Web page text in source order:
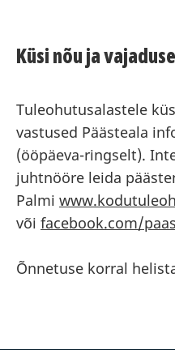
Küsi nõu ja
Tuleohutusalastele
vastused Päästeala
(ööpäeva-ringselt).
juhtnööre leida
Palmi
või facebook.com/
Õnnetuse korral